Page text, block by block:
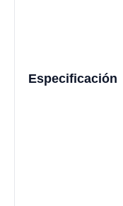
Especificación